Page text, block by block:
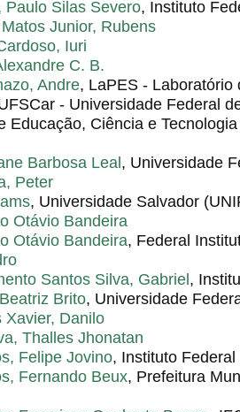
Paulo Silas Severo, Instituto
Junior, Rubens
Iuri
C. B.
Andre, LaPES -
- Universidade Federal
Educação, Ciência e
Barbosa Leal, Universidade
Peter
, Universidade Salvador
Otávio Bandeira
Otávio Bandeira, Federal
Santos Silva, Gabriel,
Brito, Universidade
Xavier, Danilo
Thalles Jhonatan
Felipe Jovino, Instituto
Fernando Beux, Prefeitura